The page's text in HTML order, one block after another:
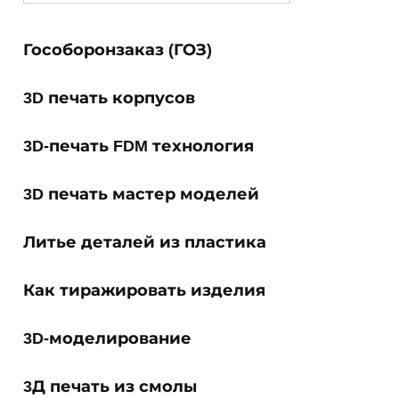
Гособоронзаказ (ГОЗ)
3D печать корпусов
3D-печать FDM технология
3D печать мастер моделей
Литье деталей из пластика
Как тиражировать изделия
3D-моделирование
3Д печать из смолы